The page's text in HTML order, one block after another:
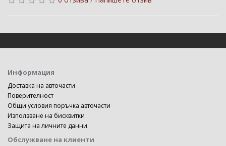
Информация
Доставка на авточасти
Поверителност
Общи условия поръчка авточасти
Използване на бисквитки
Защита на личните данни
Обслужване на клиенти